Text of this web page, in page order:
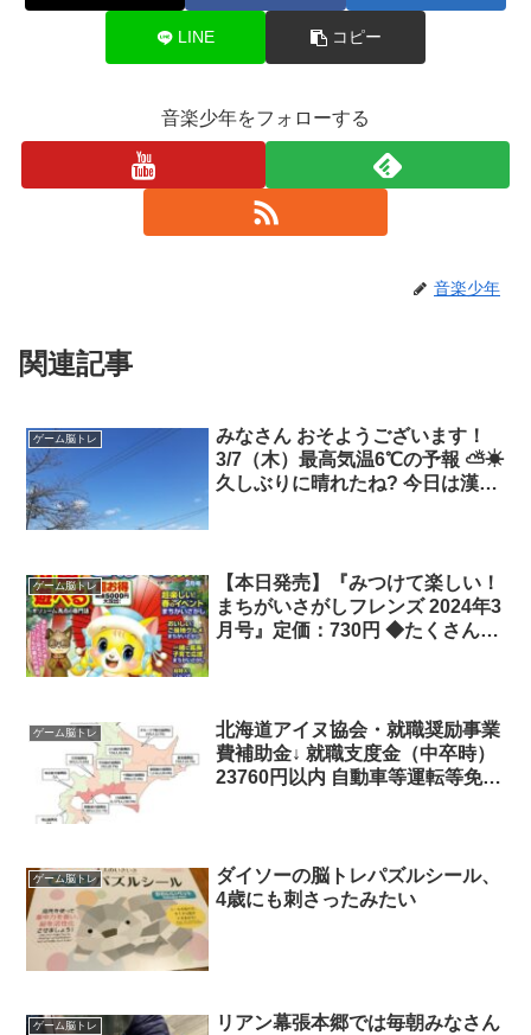
LINE コピー
音楽少年をフォローする
音楽少年
関連記事
ゲーム脳トレ
みなさん おそようございます！
3/7（木）最高気温6℃の予報 ⛅☀
久しぶりに晴れたね? 今日は漢字
ゲーム脳トレ
【本日発売】『みつけて楽しい！
まちがいさがしフレンズ 2024年3
月号』定価：730円 ◆たくさんさ
◆現金を始め人気賞品を取り揃
え！ 春満開・スペシャルプレゼ
ント祭など….
ゲーム脳トレ
北海道アイヌ協会・就職奨励事業
費補助金↓ 就職支度金（中卒時）
23760円以内 自動車等運転等免許
許取得資金）→ １６件 合計
800,000円 いやあ、すごい数字で
ゲーム脳トレ
ダイソーの脳トレパズルシール、
4歳にも刺さったみたい
ゲーム脳トレ
リアン幕張本郷では毎朝みなさん